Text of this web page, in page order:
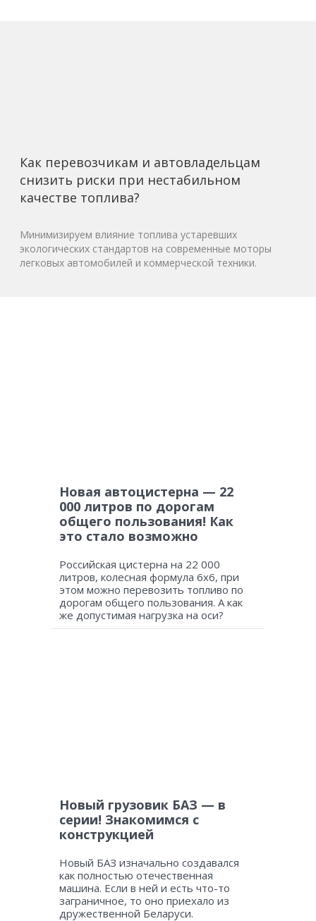
Как перевозчикам и автовладельцам
снизить риски при нестабильном
качестве топлива?
Минимизируем влияние топлива устаревших
экологических стандартов на современные моторы
легковых автомобилей и коммерческой техники.
Новая автоцистерна — 22
000 литров по дорогам
общего пользования! Как
это стало возможно
Российская цистерна на 22 000
литров, колесная формула 6х6, при
этом можно перевозить топливо по
дорогам общего пользования. А как
же допустимая нагрузка на оси?
Новый грузовик БАЗ — в
серии! Знакомимся с
конструкцией
Новый БАЗ изначально создавался
как полностью отечественная
машина. Если в ней и есть что-то
заграничное, то оно приехало из
дружественной Беларуси.